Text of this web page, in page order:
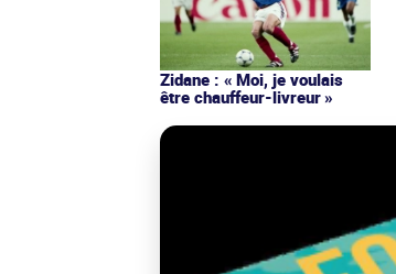
Zidane : « Moi, je voulais
être chauffeur-livreur »